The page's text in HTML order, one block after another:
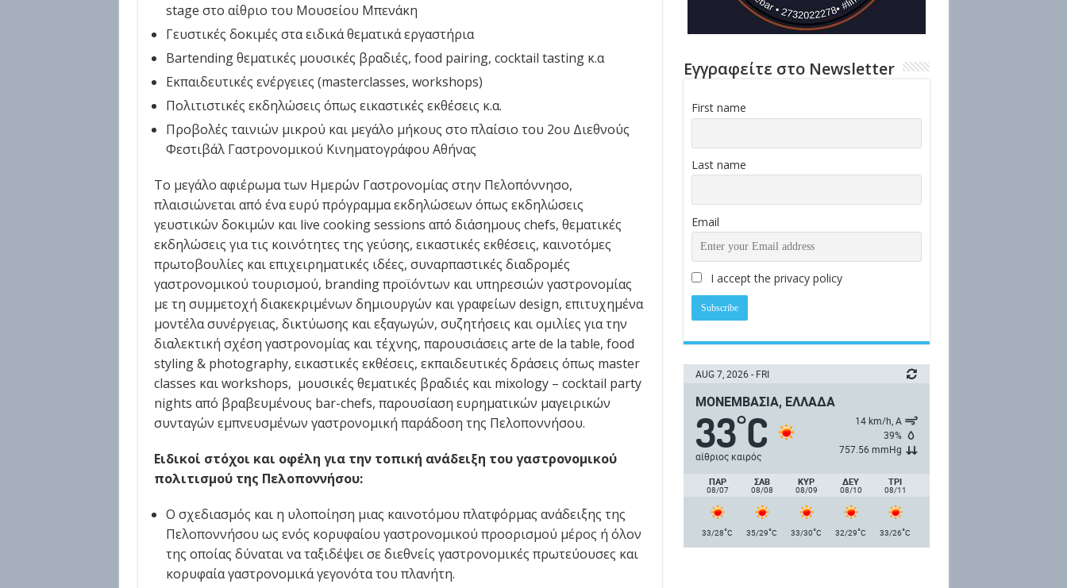
stage στο αίθριο του Μουσείου Μπενάκη
Γευστικές δοκιμές στα ειδικά θεματικά εργαστήρια
Bartending θεματικές μουσικές βραδιές, food pairing, cocktail tasting κ.α
Εκπαιδευτικές ενέργειες (masterclasses, workshops)
Πολιτιστικές εκδηλώσεις όπως εικαστικές εκθέσεις κ.α.
Προβολές ταινιών μικρού και μεγάλο μήκους στο πλαίσιο του 2ου Διεθνούς
Φεστιβάλ Γαστρονομικού Κινηματογράφου Αθήνας
Το μεγάλο αφιέρωμα των Ημερών Γαστρονομίας στην Πελοπόννησο,
πλαισιώνεται από ένα ευρύ πρόγραμμα εκδηλώσεων όπως εκδηλώσεις
γευστικών δοκιμών και live cooking sessions από διάσημους chefs, θεματικές
εκδηλώσεις για τις κοινότητες της γεύσης, εικαστικές εκθέσεις, καινοτόμες
πρωτοβουλίες και επιχειρηματικές ιδέες, συναρπαστικές διαδρομές
γαστρονομικού τουρισμού, branding προϊόντων και υπηρεσιών γαστρονομίας
με τη συμμετοχή διακεκριμένων δημιουργών και γραφείων design, επιτυχημένα
μοντέλα συνέργειας, δικτύωσης και εξαγωγών, συζητήσεις και ομιλίες για την
διαλεκτική σχέση γαστρονομίας και τέχνης, παρουσιάσεις arte de la table, food
styling & photography, εικαστικές εκθέσεις, εκπαιδευτικές δράσεις όπως master
classes και workshops, μουσικές θεματικές βραδιές και mixology – cocktail party
nights από βραβευμένους bar-chefs, παρουσίαση ευρηματικών μαγειρικών
συνταγών εμπνευσμένων γαστρονομική παράδοση της Πελοποννήσου.
Ειδικοί στόχοι και οφέλη για την τοπική ανάδειξη του γαστρονομικού
πολιτισμού της Πελοποννήσου:
Ο σχεδιασμός και η υλοποίηση μιας καινοτόμου πλατφόρμας ανάδειξης της
Πελοποννήσου ως ενός κορυφαίου γαστρονομικού προορισμού μέρος ή όλον
της οποίας δύναται να ταξιδέψει σε διεθνείς γαστρονομικές πρωτεύουσες και
κορυφαία γαστρονομικά γεγονότα του πλανήτη.
Εγγραφείτε στο Newsletter
First name
Last name
Email
I accept the privacy policy
AUG 7, 2026 - FRI
ΜΟΝΕΜΒΑΣΙΆ, ΕΛΛΆΔΑ
33°C
αίθριος καιρός
14 km/h, Α
39%
757.56 mmHg
ΠΑΡ
08/07
ΣΑΒ
08/08
ΚΥΡ
08/09
ΔΕΥ
08/10
ΤΡΙ
08/11
33/28°C 35/29°C 33/30°C 32/29°C 33/26°C